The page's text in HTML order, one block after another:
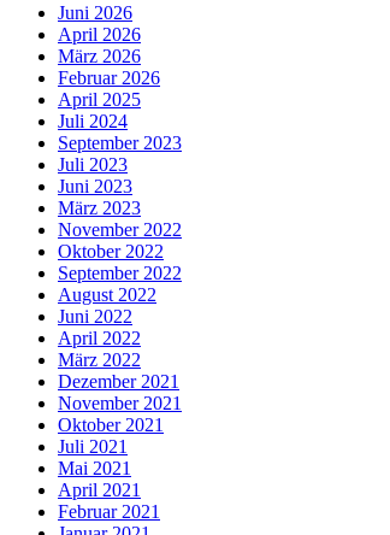
Juni 2026
April 2026
März 2026
Februar 2026
April 2025
Juli 2024
September 2023
Juli 2023
Juni 2023
März 2023
November 2022
Oktober 2022
September 2022
August 2022
Juni 2022
April 2022
März 2022
Dezember 2021
November 2021
Oktober 2021
Juli 2021
Mai 2021
April 2021
Februar 2021